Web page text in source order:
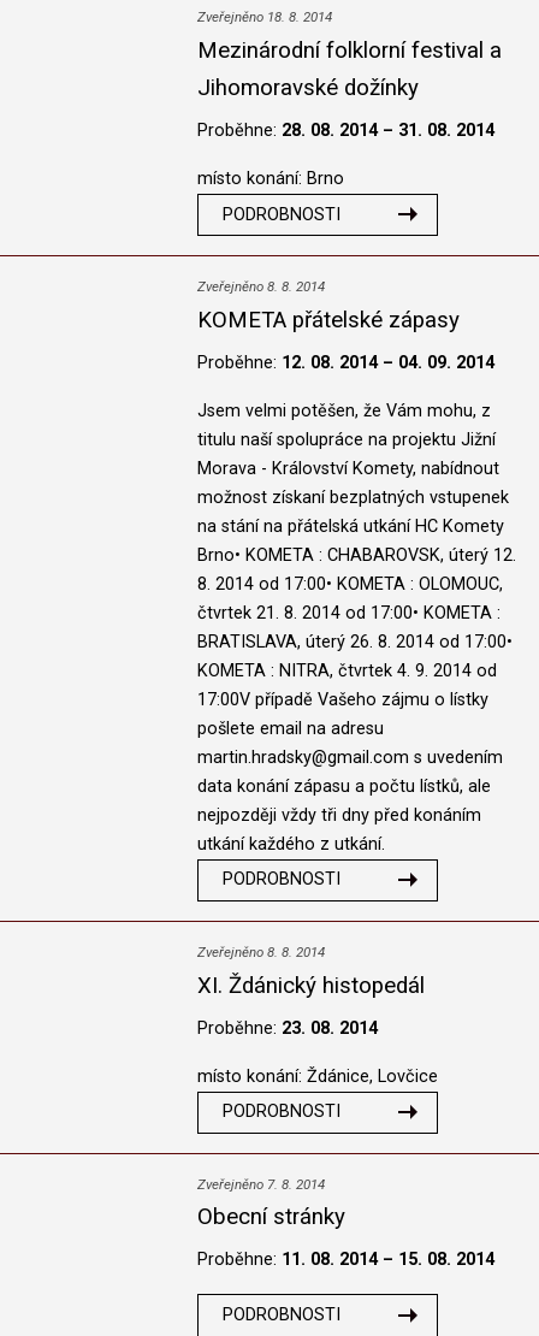
Zveřejněno 18. 8. 2014
Mezinárodní folklorní festival a
Jihomoravské dožínky
Proběhne: 28. 08. 2014 – 31. 08. 2014
místo konání: Brno
PODROBNOSTI
Zveřejněno 8. 8. 2014
KOMETA přátelské zápasy
Proběhne: 12. 08. 2014 – 04. 09. 2014
Jsem velmi potěšen, že Vám mohu, z
titulu naší spolupráce na projektu Jižní
Morava - Království Komety, nabídnout
možnost získaní bezplatných vstupenek
na stání na přátelská utkání HC Komety
Brno• KOMETA : CHABAROVSK, úterý 12.
8. 2014 od 17:00• KOMETA : OLOMOUC,
čtvrtek 21. 8. 2014 od 17:00• KOMETA :
BRATISLAVA, úterý 26. 8. 2014 od 17:00•
KOMETA : NITRA, čtvrtek 4. 9. 2014 od
17:00V případě Vašeho zájmu o lístky
pošlete email na adresu
martin.hradsky@gmail.com s uvedením
data konání zápasu a počtu lístků, ale
nejpozději vždy tři dny před konáním
utkání každého z utkání.
PODROBNOSTI
Zveřejněno 8. 8. 2014
XI. Ždánický histopedál
Proběhne: 23. 08. 2014
místo konání: Ždánice, Lovčice
PODROBNOSTI
Zveřejněno 7. 8. 2014
Obecní stránky
Proběhne: 11. 08. 2014 – 15. 08. 2014
PODROBNOSTI